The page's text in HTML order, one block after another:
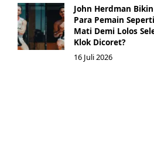
John Herdman
Para Pemain
Mati Demi Lolos
Klok Dicoret?
16 Juli 2026